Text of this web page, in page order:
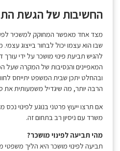
החשיבות של הגשת התביעה
מצד אחד מאפשר המחוקק למשכיר לפעול
שבו הוא עצמו יכול לבחור בייצוג עצמי. מצד
להגיש תביעת פינוי מושכר על ידי עורך דין
המאפיינים והנסיבות של המקרה שעל הפרק.
ובהחלט יתכן שבית המשפט יתייחס לחוות
הרבה יותר, מה שיגדיל משמעותית את סיכויי
אם תרצו ייעוץ פרטני בנוגע לפינוי נכס
משרד עם ניסיון רב בתחום זה.
מהי תביעה לפינוי מושכר?
תביעה לפינוי מושכר היא הליך משפטי מהיר